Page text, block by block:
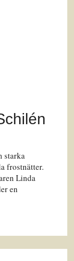
starka
frostnätter.
Linda
en